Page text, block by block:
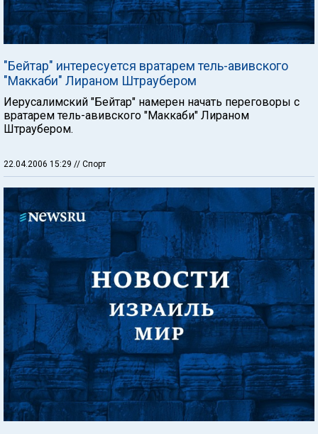
"Бейтар" интересуется вратарем тель-авивского
"Маккаби" Лираном Штраубером
Иерусалимский "Бейтар" намерен начать переговоры с
вратарем тель-авивского "Маккаби" Лираном
Штраубером.
22.04.2006 15:29 // Спорт